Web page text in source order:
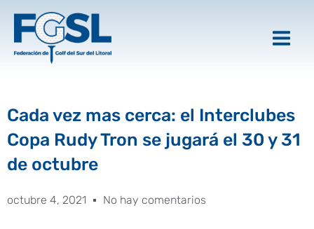
contenido
Cada vez mas cerca: el Interclubes
Copa Rudy Tron se jugará el 30 y 31
de octubre
octubre 4, 2021 No hay comentarios